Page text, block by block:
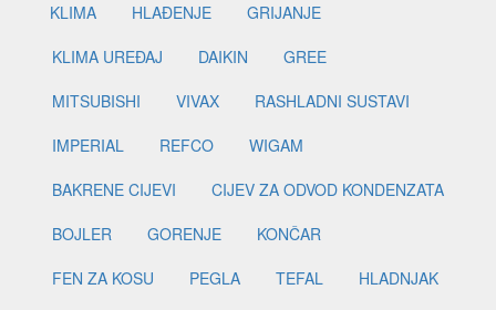
KLIMA HLAĐENJE
GRIJANJE
KLIMA UREĐAJ
DAIKIN
GREE
MITSUBISHI
VIVAX
RASHLADNI SUSTAVI
IMPERIAL
REFCO
WIGAM
BAKRENE CIJEVI
CIJEV ZA ODVOD KONDENZATA
BOJLER
GORENJE
KONČAR
FEN ZA KOSU
PEGLA TEFAL
HLADNJAK